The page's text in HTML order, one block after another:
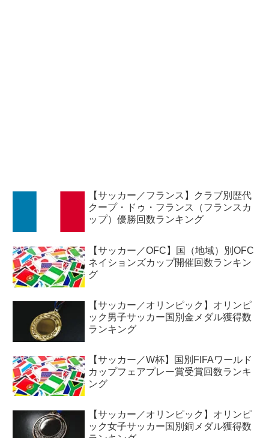
【サッカー／フランス】クラブ別歴代
クープ・ドゥ・フランス（フランスカ
ップ）優勝回数ランキング
【サッカー／OFC】国（地域）別OFC
ネイションズカップ開催回数ランキン
グ
【サッカー／オリンピック】オリンピ
ック男子サッカー国別金メダル獲得数
ランキング
【サッカー／W杯】国別FIFAワールド
カップフェアプレー賞受賞回数ランキ
ング
【サッカー／オリンピック】オリンピ
ック女子サッカー国別銅メダル獲得数